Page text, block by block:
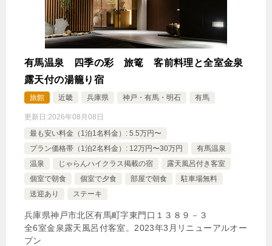
有馬温泉 四季の彩 旅篭 客前料理と全室金泉
露天付の湯籠り宿
旅館 近畿 兵庫県 神戸・有馬・明石 有馬
更新日:2026年08月08日
最も安い料金（1泊1名料金）: 5.5万円〜
プラン価格帯（1泊2名料金）: 12万円〜30万円
有馬温泉
温泉
じゃらんハイクラス掲載の宿
露天風呂付き客室
個室で朝食
個室で夕食 部屋で朝食
駐車場無料
送迎あり
ステーキ
兵庫県神戸市北区有馬町字東門口１３８９－３
全6室金泉露天風呂付客室。2023年3月リニューアルオー
プン